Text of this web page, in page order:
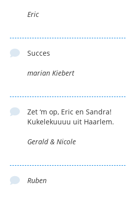
Eric
Succes
marian Kiebert
Zet ‘m op, Eric en Sandra!
Kukelekuuuu uit Haarlem.
Gerald & Nicole
Ruben